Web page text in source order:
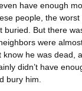
have enough
people, the worst
buried. But there
were
know he was dead,
didn’t have
bury him.